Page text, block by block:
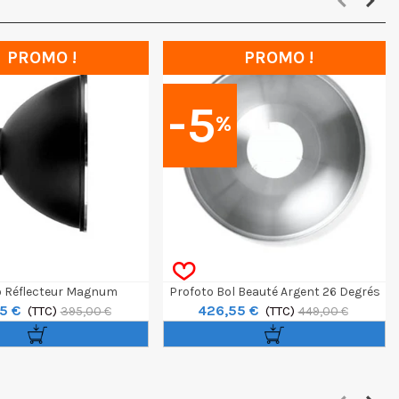
PROMO !
Magnum
€ (TTC) 395,00 €
-5%
PROMO !
Profoto Bol Beauté Argent 26 Degrés
426,55 € (TTC) 449,00 €